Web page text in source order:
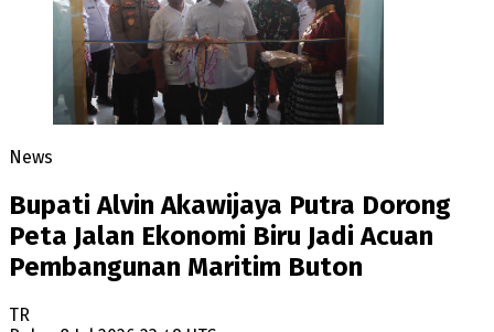
News
Bupati Alvin Akawijaya Putra Dorong
Peta Jalan Ekonomi Biru Jadi Acuan
Pembangunan Maritim Buton
TR